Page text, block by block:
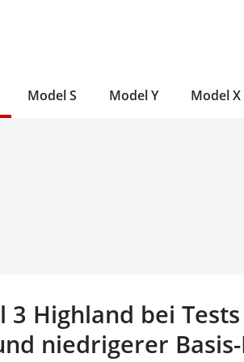
Model S Model Y Model X
3 Highland bei
niedrigerer